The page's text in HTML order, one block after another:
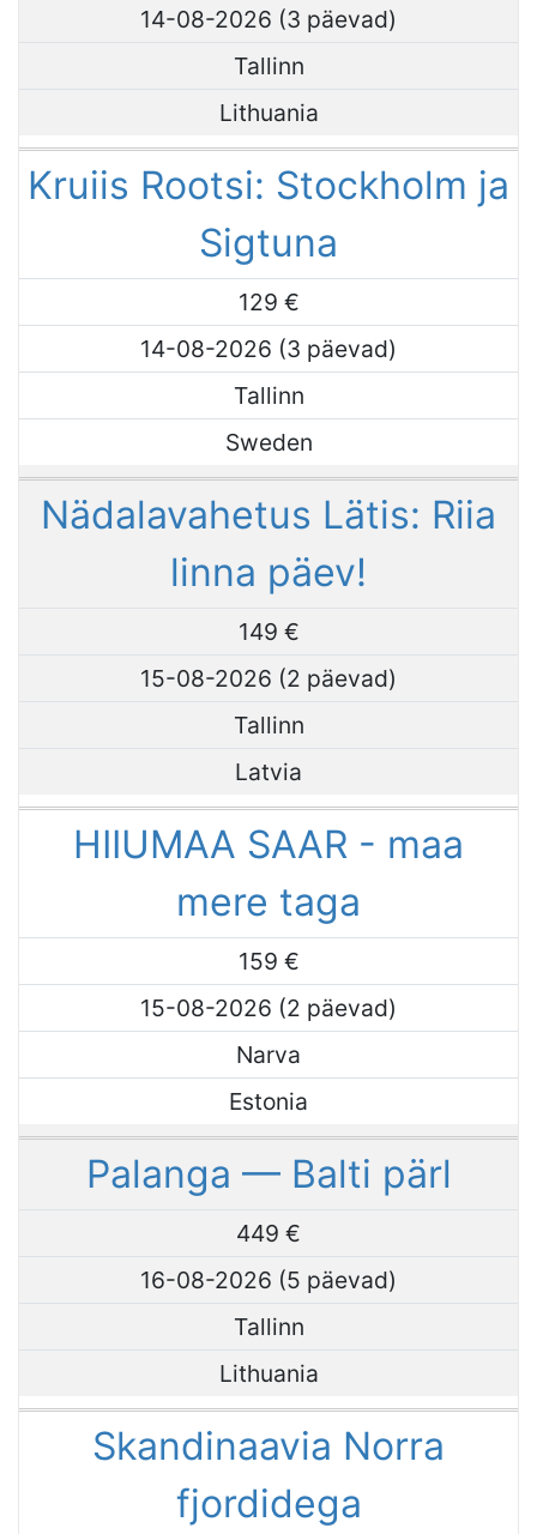
14-08-2026 (3 päevad)
Tallinn
Lithuania
Kruiis Rootsi: Stockholm ja
Sigtuna
129 €
14-08-2026 (3 päevad)
Tallinn
Sweden
Nädalavahetus Lätis: Riia
linna päev!
149 €
15-08-2026 (2 päevad)
Tallinn
Latvia
HIIUMAA SAAR - maa
mere taga
159 €
15-08-2026 (2 päevad)
Narva
Estonia
Palanga — Balti pärl
449 €
16-08-2026 (5 päevad)
Tallinn
Lithuania
Skandinaavia Norra
fjordidega